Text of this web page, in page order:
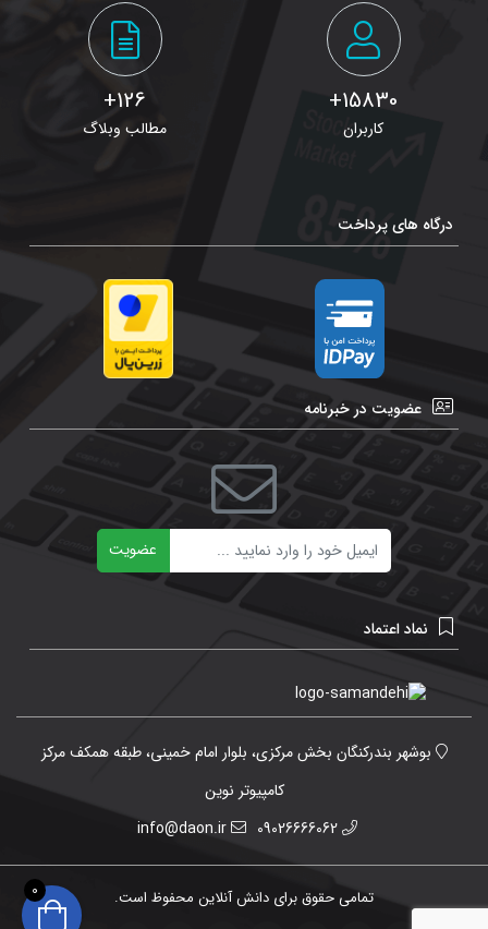
15830+
کاربران
126+
مطالب وبلاگ
درگاه های پرداخت
عضویت در خبرنامه
عضویت
نماد اعتماد
بوشهر بندرکنگان بخش مرکزی، بلوار امام خمینی، طبقه همکف مرکز
کامپیوتر نوین
09026666062
info@daon.ir
تمامی حقوق برای دانش آنلاین محفوظ است. 0